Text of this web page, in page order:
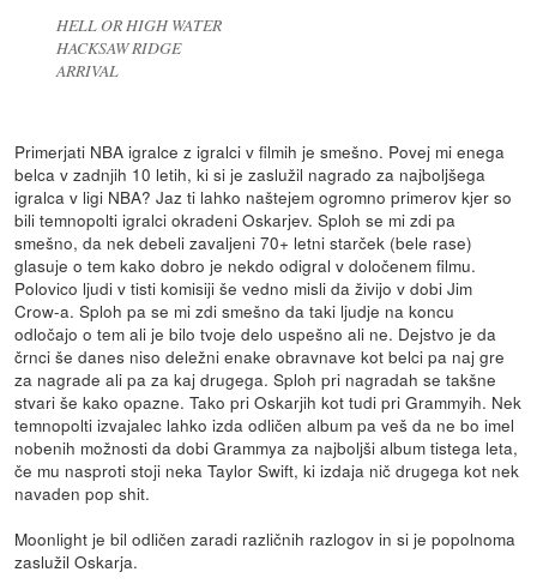
HELL OR HIGH WATER
HACKSAW RIDGE
ARRIVAL
Primerjati NBA igralce z igralci v filmih je smešno. Povej mi enega
belca v zadnjih 10 letih, ki si je zaslužil nagrado za najboljšega
igralca v ligi NBA? Jaz ti lahko naštejem ogromno primerov kjer so
bili temnopolti igralci okradeni Oskarjev. Sploh se mi zdi pa
smešno, da nek debeli zavaljeni 70+ letni starček (bele rase)
glasuje o tem kako dobro je nekdo odigral v določenem filmu.
Polovico ljudi v tisti komisiji še vedno misli da živijo v dobi Jim
Crow-a. Sploh pa se mi zdi smešno da taki ljudje na koncu
odločajo o tem ali je bilo tvoje delo uspešno ali ne. Dejstvo je da
črnci še danes niso deležni enake obravnave kot belci pa naj gre
za nagrade ali pa za kaj drugega. Sploh pri nagradah se takšne
stvari še kako opazne. Tako pri Oskarjih kot tudi pri Grammyih. Nek
temnopolti izvajalec lahko izda odličen album pa veš da ne bo imel
nobenih možnosti da dobi Grammya za najboljši album tistega leta,
če mu nasproti stoji neka Taylor Swift, ki izdaja nič drugega kot nek
navaden pop shit.
Moonlight je bil odličen zaradi različnih razlogov in si je popolnoma
zaslužil Oskarja.